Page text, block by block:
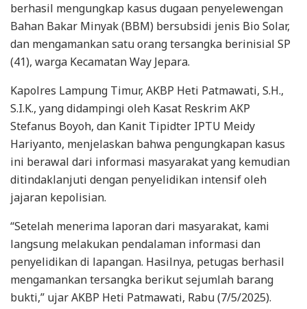
berhasil mengungkap kasus dugaan penyelewengan
Bahan Bakar Minyak (BBM) bersubsidi jenis Bio Solar,
dan mengamankan satu orang tersangka berinisial SP
(41), warga Kecamatan Way Jepara.
Kapolres Lampung Timur, AKBP Heti Patmawati, S.H.,
S.I.K., yang didampingi oleh Kasat Reskrim AKP
Stefanus Boyoh, dan Kanit Tipidter IPTU Meidy
Hariyanto, menjelaskan bahwa pengungkapan kasus
ini berawal dari informasi masyarakat yang kemudian
ditindaklanjuti dengan penyelidikan intensif oleh
jajaran kepolisian.
“Setelah menerima laporan dari masyarakat, kami
langsung melakukan pendalaman informasi dan
penyelidikan di lapangan. Hasilnya, petugas berhasil
mengamankan tersangka berikut sejumlah barang
bukti,” ujar AKBP Heti Patmawati, Rabu (7/5/2025).